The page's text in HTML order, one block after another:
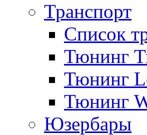
Транспорт
Список
Тюнинг
Тюнинг
Тюнинг
Юзербары